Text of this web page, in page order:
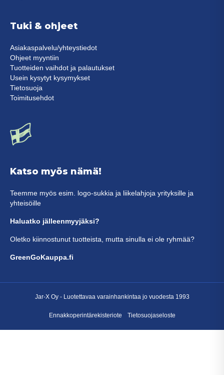
Tuki & ohjeet
Asiakaspalvelu/yhteystiedot
Ohjeet myyntiin
Tuotteiden vaihdot ja palautukset
Usein kysytyt kysymykset
Tietosuoja
Toimitusehdot
Katso myös nämä!
Teemme myös esim. logo-sukkia ja liikelahjoja yrityksille ja
yhteisöille
Haluatko jälleenmyyjäksi?
Oletko kiinnostunut tuotteista, mutta sinulla ei ole ryhmää?
GreenGoKauppa.fi
Jar-X Oy - Luotettavaa varainhankintaajo vuodesta 1993
Ennakkoperintärekisteriote Tietosuojaseloste